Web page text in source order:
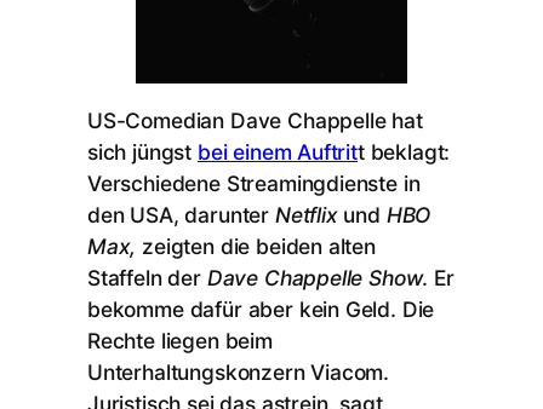
US-Comedian Dave Chappelle hat
sich jüngst bei einem Auftritt beklagt:
Verschiedene Streamingdienste in
den USA, darunter Netflix und HBO
Max, zeigten die beiden alten
Staffeln der Dave Chappelle Show. Er
bekomme dafür aber kein Geld. Die
Rechte liegen beim
Unterhaltungskonzern Viacom.
Juristisch sei das astrein, sagt